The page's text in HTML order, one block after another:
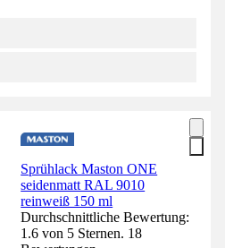
Sprühlack Maston ONE
seidenmatt RAL 9010
reinweiß 150 ml
Durchschnittliche Bewertung:
1.6 von 5 Sternen. 18